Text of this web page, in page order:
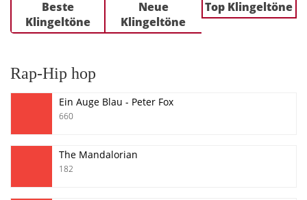
Beste
Klingeltöne
Neue
Klingeltöne
Top Klingeltöne
Rap-Hip hop
Ein Auge Blau - Peter Fox
660
The Mandalorian
182